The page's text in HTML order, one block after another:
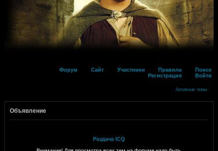
Форум Сайт Участники Правила
Поиск
Регистрация
Войти
Активные темы
Объявление
Раздача ICQ